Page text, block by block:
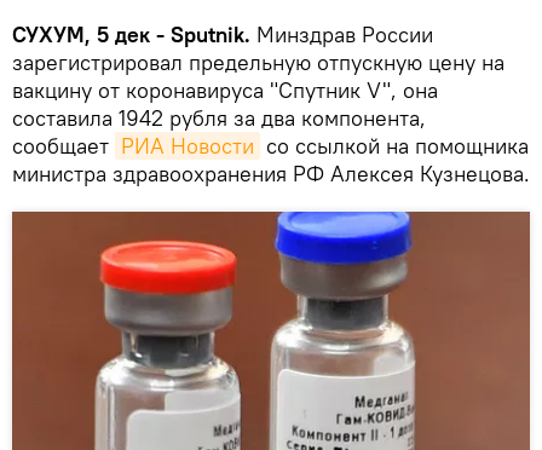
СУХУМ, 5 дек - Sputnik. Минздрав России
зарегистрировал предельную отпускную цену на
вакцину от коронавируса "Спутник V", она
составила 1942 рубля за два компонента,
сообщает РИА Новости со ссылкой на помощника
министра здравоохранения РФ Алексея Кузнецова.